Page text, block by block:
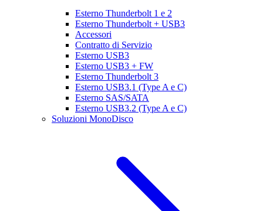
Esterno Thunderbolt 1 e 2
Esterno Thunderbolt + USB3
Accessori
Contratto di Servizio
Esterno USB3
Esterno USB3 + FW
Esterno Thunderbolt 3
Esterno USB3.1 (Type A e C)
Esterno SAS/SATA
Esterno USB3.2 (Type A e C)
Soluzioni MonoDisco